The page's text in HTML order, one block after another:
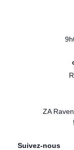
ZA
Suivez-nous